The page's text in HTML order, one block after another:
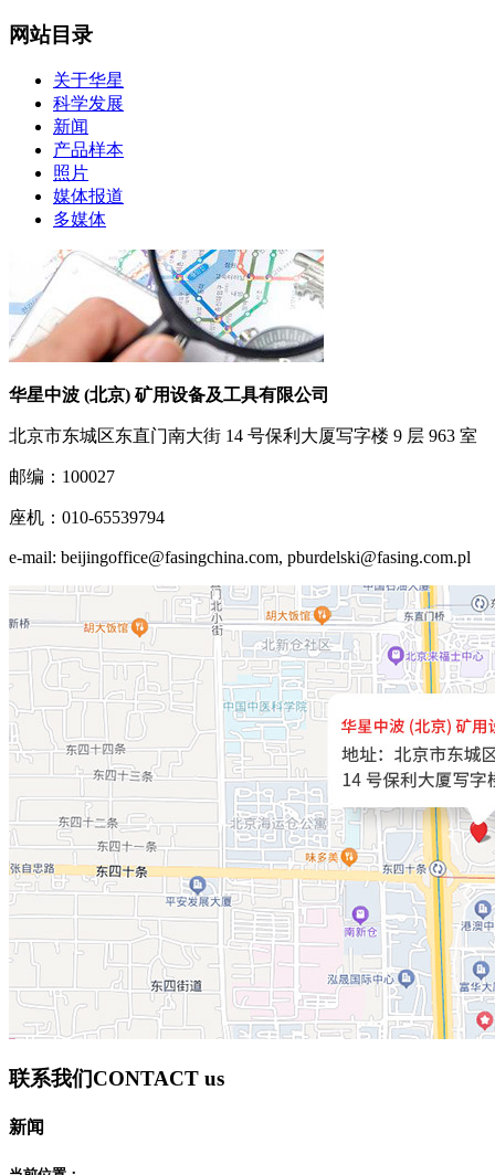
网站目录
关于华星
科学发展
新闻
产品样本
照片
媒体报道
多媒体
华星中波 (北京) 矿用设备及工具有限公司
北京市东城区东直门南大街 14 号保利大厦写字楼 9 层 963 室
邮编：100027
座机：010-65539794
e-mail: beijingoffice@fasingchina.com, pburdelski@fasing.com.pl
联系我们CONTACT us
新闻